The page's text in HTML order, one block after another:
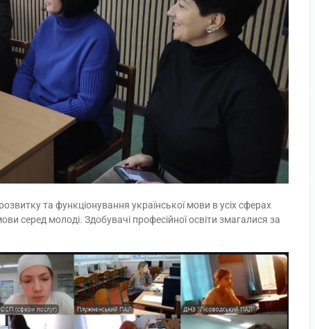
та функціонування української мови в усіх сферах
серед молоді. Здобувачі професійної освіти змагалися за